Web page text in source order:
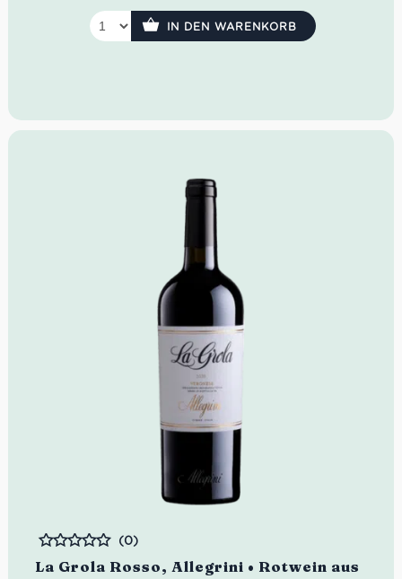
3x Primitivo Calamuri, Menhir Salento
IN DEN WARENKORB
La Grola Rosso, Allegrini • Rotwein aus
Bewertet
(0)